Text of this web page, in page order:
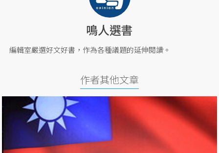
鳴人選書
編輯室嚴選好文好書，作為各種議題的延伸閱讀。
作者其他文章